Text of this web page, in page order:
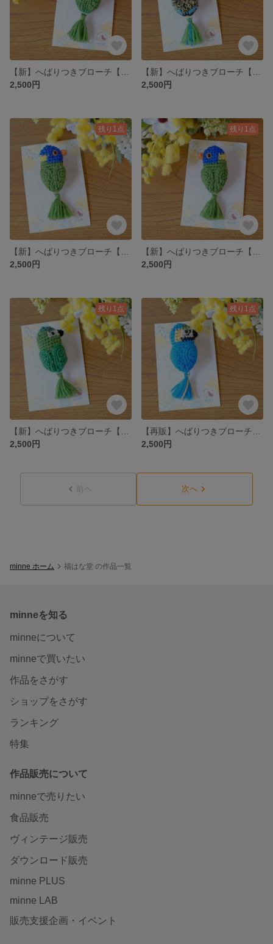
2,500円
2,500円
残り1点
2,500円
残り1点
2,500円
残り1点
2,500円
残り1点
2,500円
前へ 次へ
minne ホーム 福はな堂 の作品一覧
minneを知る
minneについて
minneで買いたい
作品をさがす
ショップをさがす
ランキング
特集
作品販売について
minneで売りたい
食品販売
ヴィンテージ販売
ダウンロード販売
minne PLUS
minne LAB
販売支援企画・イベント